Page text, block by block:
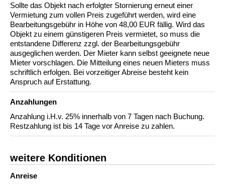
Sollte das Objekt nach erfolgter Stornierung erneut einer
Vermietung zum vollen Preis zugeführt werden, wird eine
Bearbeitungsgebühr in Höhe von 48,00 EUR fällig. Wird das
Objekt zu einem günstigeren Preis vermietet, so muss die
entstandene Differenz zzgl. der Bearbeitungsgebühr
ausgeglichen werden. Der Mieter kann selbst geeignete neue
Mieter vorschlagen. Die Mitteilung eines neuen Mieters muss
schriftlich erfolgen. Bei vorzeitiger Abreise besteht kein
Anspruch auf Erstattung.
Anzahlungen
Anzahlung i.H.v. 25% innerhalb von 7 Tagen nach Buchung.
Restzahlung ist bis 14 Tage vor Anreise zu zahlen.
weitere Konditionen
Anreise